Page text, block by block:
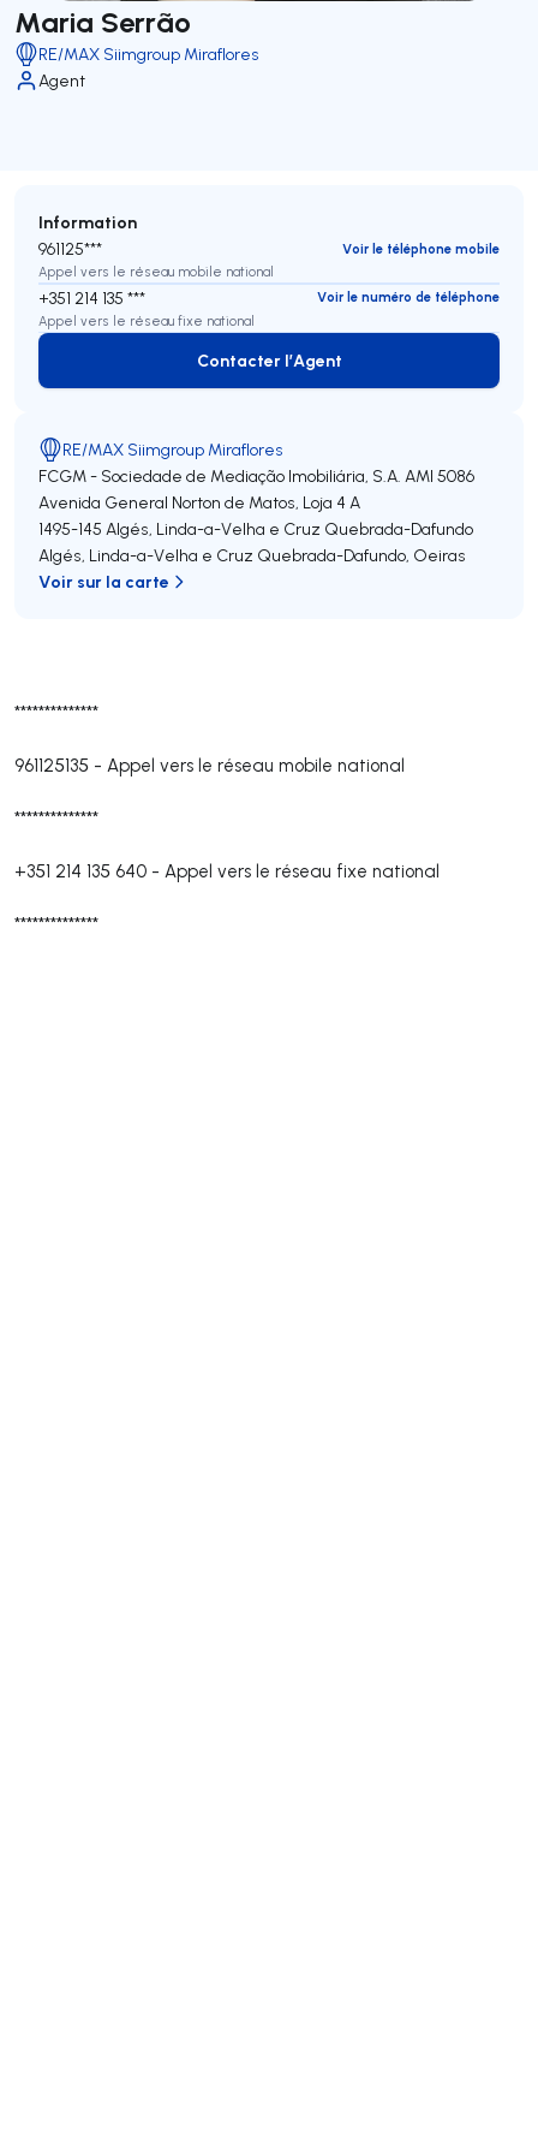
Maria Serrão
RE/MAX Siimgroup Miraflores
Agent
**************
961125135 - Appel vers le réseau mobile national
**************
+351 214 135 640 - Appel vers le réseau fixe national
**************
Information
961125***
Voir le téléphone mobile
Appel vers le réseau mobile national
+351 214 135 ***
Voir le numéro de téléphone
Appel vers le réseau fixe national
Contacter l’Agent
Contacter l’Agent
RE/MAX Siimgroup Miraflores
FCGM - Sociedade de Mediação Imobiliária, S.A. AMI 5086
Avenida General Norton de Matos, Loja 4 A
1495-145 Algés, Linda-a-Velha e Cruz Quebrada-Dafundo
Algés, Linda-a-Velha e Cruz Quebrada-Dafundo, Oeiras
Voir sur la carte